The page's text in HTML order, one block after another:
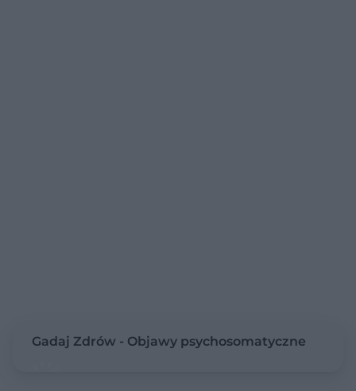
Gadaj Zdrów - Objawy psychosomatyczne